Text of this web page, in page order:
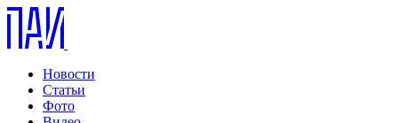
Новости
Статьи
Фото